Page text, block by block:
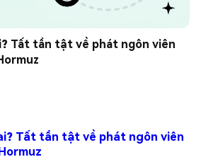
Tất tần tật về phát ngôn viên
Tất tần tật về phát ngôn viên